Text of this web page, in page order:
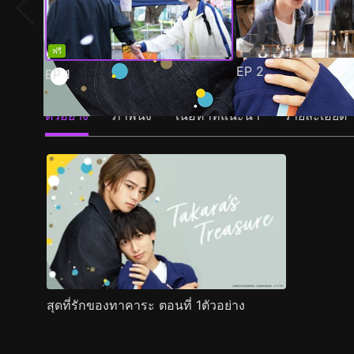
ฟรี
EP1 EP 2
ตัวอย่าง ภาพนิ่ง เนื้อหาที่แนะนำ รายละเอียด
สุดที่รักของทาคาระ ตอนที่ 1ตัวอย่าง